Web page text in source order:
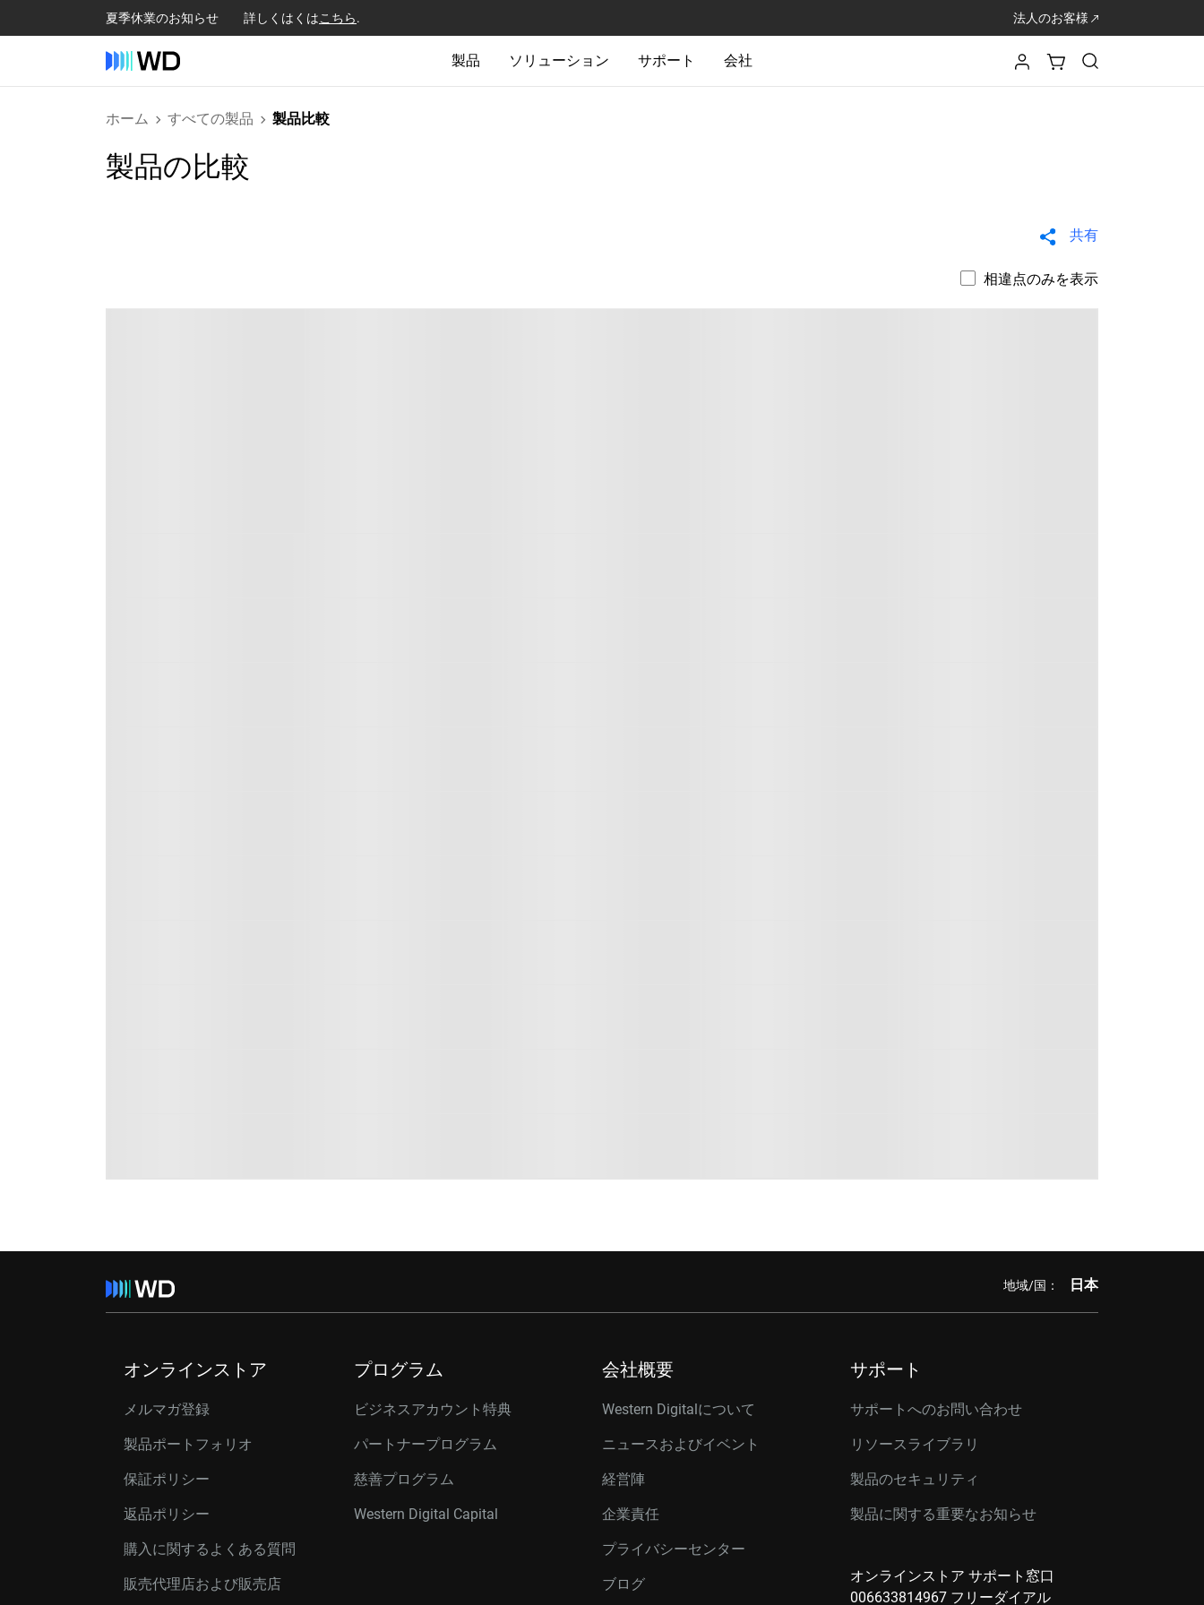
夏季休業のお知らせ 詳しくはくはこちら. 法人のお客様
製品 ソリューション サポート 会社
ホーム すべての製品 製品比較
製品の比較
共有
相違点のみを表示
地域/国： 日本
オンラインストア
メルマガ登録
製品ポートフォリオ
保証ポリシー
返品ポリシー
購入に関するよくある質問
販売代理店および販売店
プログラム
ビジネスアカウント特典
パートナープログラム
慈善プログラム
Western Digital Capital
会社概要
Western Digitalについて
ニュースおよびイベント
経営陣
企業責任
プライバシーセンター
ブログ
サポート
サポートへのお問い合わせ
リソースライブラリ
製品のセキュリティ
製品に関する重要なお知らせ
オンラインストア サポート窓口
006633814967 フリーダイアル